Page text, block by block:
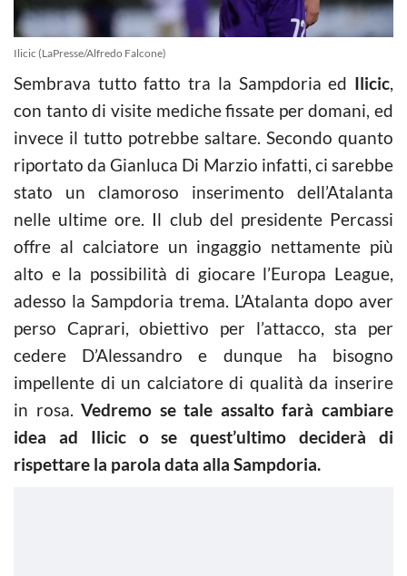
Ilicic (LaPresse/Alfredo Falcone)
Sembrava tutto fatto tra la Sampdoria ed Ilicic,
con tanto di visite mediche fissate per domani, ed
invece il tutto potrebbe saltare. Secondo quanto
riportato da Gianluca Di Marzio infatti, ci sarebbe
stato un clamoroso inserimento dell’Atalanta
nelle ultime ore. Il club del presidente Percassi
offre al calciatore un ingaggio nettamente più
alto e la possibilità di giocare l’Europa League,
adesso la Sampdoria trema. L’Atalanta dopo aver
perso Caprari, obiettivo per l’attacco, sta per
cedere D’Alessandro e dunque ha bisogno
impellente di un calciatore di qualità da inserire
in rosa.Vedremo se tale assalto farà cambiare
idea ad Ilicic o se quest’ultimo deciderà di
rispettare la parola data alla Sampdoria.